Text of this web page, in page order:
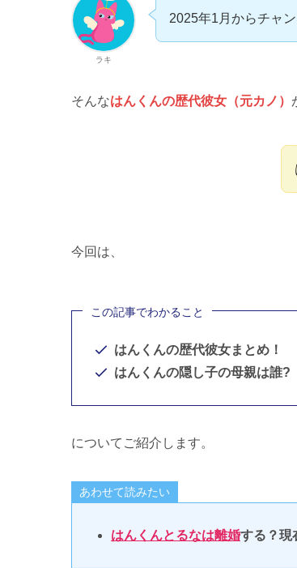
ラキ
2025年1月からチャ
そんなはんくんの歴代彼女（元カノ）
今回は、
この記事でわかること
はんくんの歴代彼女まとめ！
はんくんの隠し子の母親は誰?
についてご紹介します。
あわせて読みたい
はんくんとるなは離婚する？現